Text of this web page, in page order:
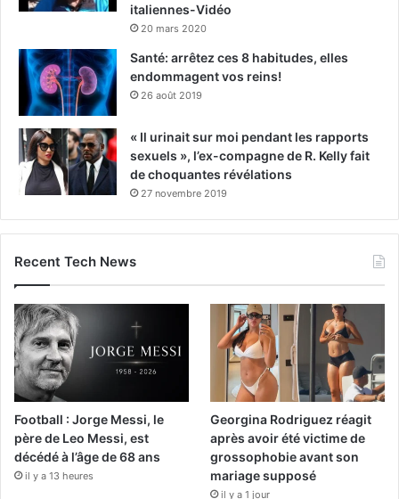
italiennes-Vidéo
20 mars 2020
Santé: arrêtez ces 8 habitudes, elles
endommagent vos reins!
26 août 2019
« Il urinait sur moi pendant les rapports
sexuels », l’ex-compagne de R. Kelly fait
de choquantes révélations
27 novembre 2019
Recent Tech News
Football : Jorge Messi, le
père de Leo Messi, est
décédé à l’âge de 68 ans
il y a 13 heures
Georgina Rodriguez réagit
après avoir été victime de
grossophobie avant son
mariage supposé
il y a 1 jour